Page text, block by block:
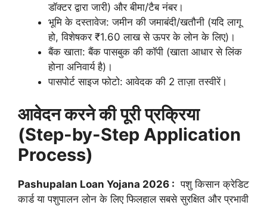
डॉक्टर द्वारा जारी) और बीमा/टैब नंबर।
भूमि के दस्तावेज: जमीन की जमाबंदी/खतौनी (यदि लागू
हो, विशेषकर ₹1.60 लाख से ऊपर के लोन के लिए)।
बैंक खाता: बैंक पासबुक की कॉपी (खाता आधार से लिंक
होना अनिवार्य है)।
पासपोर्ट साइज फोटो: आवेदक की 2 ताज़ा तस्वीरें।
आवेदन करने की पूरी प्रक्रिया
(Step-by-Step Application
Process)
Pashupalan Loan Yojana 2026 : पशु किसान क्रेडिट
कार्ड या पशुपालन लोन के लिए फिलहाल सबसे सुरक्षित और प्रभावी